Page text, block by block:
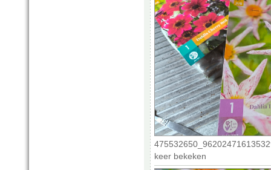
keer bekeken